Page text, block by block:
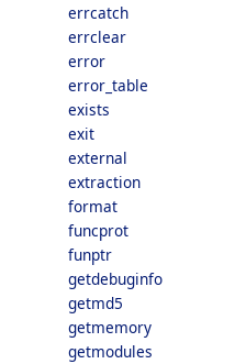
errcatch
errclear
error
error_table
exists
exit
external
extraction
format
funcprot
funptr
getdebuginfo
getmd5
getmemory
getmodules